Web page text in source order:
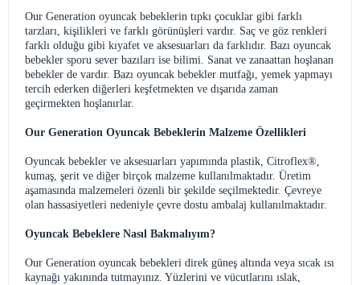
Our Generation oyuncak bebeklerin tıpkı çocuklar gibi farklı
tarzları, kişilikleri ve farklı görünüşleri vardır. Saç ve göz renkleri
farklı olduğu gibi kıyafet ve aksesuarları da farklıdır. Bazı oyuncak
bebekler sporu sever bazıları ise bilimi. Sanat ve zanaattan hoşlanan
bebekler de vardır. Bazı oyuncak bebekler mutfağı, yemek yapmayı
tercih ederken diğerleri keşfetmekten ve dışarıda zaman
geçirmekten hoşlanırlar.
Our Generation Oyuncak Bebeklerin Malzeme Özellikleri
Oyuncak bebekler ve aksesuarları yapımında plastik, Citroflex®,
kumaş, şerit ve diğer birçok malzeme kullanılmaktadır. Üretim
aşamasında malzemeleri özenli bir şekilde seçilmektedir. Çevreye
olan hassasiyetleri nedeniyle çevre dostu ambalaj kullanılmaktadır.
Oyuncak Bebeklere Nasıl Bakmalıyım?
Our Generation oyuncak bebekleri direk güneş altında veya sıcak ısı
kaynağı yakınında tutmayınız. Yüzlerini ve vücutlarını ıslak,